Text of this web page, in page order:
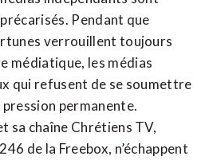
Pendant que
verrouillent toujours
médiatique, les médias
qui refusent de se soumettre
permanente.
sa chaîne Chrétiens TV,
de la Freebox, n’échappent